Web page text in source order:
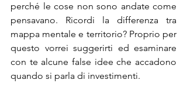
perché le cose non sono andate come
pensavano. Ricordi la differenza tra
mappa mentale e territorio? Proprio per
questo vorrei suggerirti ed esaminare
con te alcune false idee che accadono
quando si parla di investimenti.